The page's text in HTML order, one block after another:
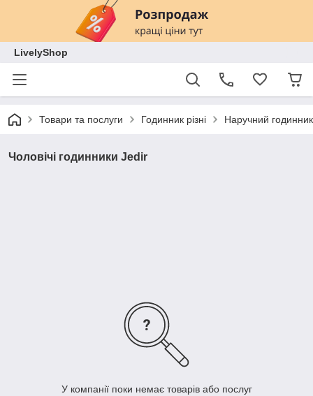
LivelyShop
Товари та послуги Годинник різні Наручний годинник
Чоловічі годинники Jedir
У компанії поки немає товарів або послуг